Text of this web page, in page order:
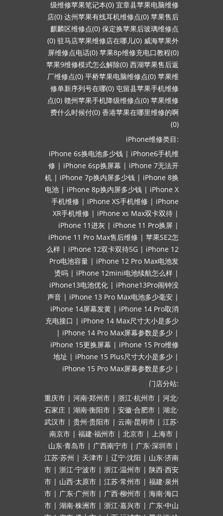
级维修苹果笔记本(0) 宜章县苹果电脑维修
店(0) 达州苹果有线耳机维修点(0) 苹果售后
麒麟区维修点(0) 保定换苹果后玻璃维修点
(0) 驻马店苹果维修店在哪儿(0) 威海苹果外
屏维修点电话(0) 苹果8p维修充电口教程(0)
苹果9维修模式怎么解除(0) 西湖苹果售后返
厂维修点(0) 平桥苹果电脑维修点(0) 苹果维
修单新序列号在哪(0) 屯留县苹果手机维修
点(0) 赣州苹果手机降级维修点(0) 苹果维修
费什么时候付(0) 香港苹果在哪里维修的啊
(0)
iPhone维修类目:
iPhone 6s换电池多少钱 | iPhone6手机维
修 | iPhone 6sp换屏幕 | iPhone 7无法开
机 | iPhone 7p换内屏多少钱 | iPhone 8换
电池 | iPhone 8p换内屏多少钱 | iPhone X
手机维修 | iPhone XS手机维修 | iPhone
XR手机维修 | iPhone xs Max双卡双待 |
iPhone 11进灰 | iPhone 11 Pro换屏 |
iPhone 11 Pro Max售后维修 | 苹果SE2怎
么样 | iPhone 12双卡双待5G | iPhone 12
Pro电池容量 | iPhone 12 Pro Max电池发
烫吗 | iPhone 12mini电池续航怎么样 |
iPhone13电池优化 | iPhone13Pro闹钟没
声音 | iPhone 13 Pro Max电池多少毫安 |
iPhone 14屏幕发黄 | iPhone 14 Pro取消
充电接口 | iPhone 14 Max尺寸大小是多少
| iPhone 14 Pro Max屏幕参数是多少 |
iPhone 15更换屏幕 | iPhone 15 Pro维修
地址 | iPhone 15 Plus尺寸大小是多少 |
iPhone 15 Pro Max屏幕参数是多少 |
门店分站:
重庆市 | 河南·郑州市 | 浙江·杭州市 | 河北·
石家庄 | 湖南·衡阳市 | 安徽·合肥市 | 湖北·
武汉市 | 贵州·贵阳市 | 云南·昆明市 | 江苏·
南京市 | 福建·福州市 | 北京市 | 上海市 |
山东·青岛市 | 广西南宁市 | 广东·深圳市 |
江苏·苏州 | 天津市 | 辽宁·沈阳 | 山东·济南
市 | 浙江·宁波市 | 浙江·温州市 | 陕西·西安
市 | 山西·太原市 | 江苏·常州市 | 福建·泉州
市 | 广东·广州市 | 广西·柳州市 | 海南·海口
市 | 湖南·株洲市 | 浙江·嘉兴市 | 广东·中山